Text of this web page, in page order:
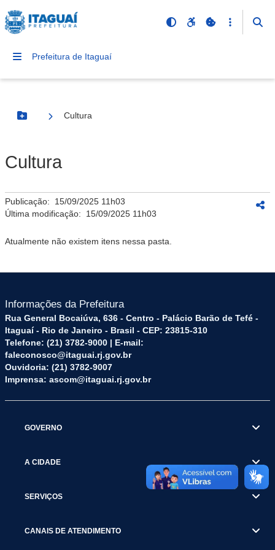
Prefeitura de Itaguaí
Botão Menu
Cultura
Cultura
Publicação: 15/09/2025 11h03
Última modificação: 15/09/2025 11h03
Atualmente não existem itens nessa pasta.
Informações da Prefeitura
Rua General Bocaiúva, 636 - Centro - Palácio Barão de Tefé -
Itaguaí - Rio de Janeiro - Brasil - CEP: 23815-310
Telefone: (21) 3782-9000 | E-mail:
faleconosco@itaguai.rj.gov.br
Ouvidoria: (21) 3782-9007
Imprensa: ascom@itaguai.rj.gov.br
GOVERNO
A CIDADE
SERVIÇOS
CANAIS DE ATENDIMENTO